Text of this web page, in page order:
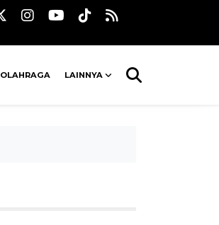
OLAHRAGA LAINNYA